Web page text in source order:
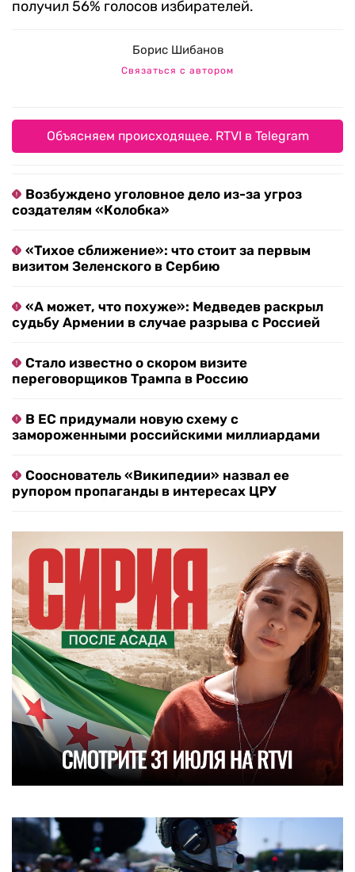
получил 56% голосов избирателей.
Борис Шибанов
Связаться с автором
Объясняем происходящее. RTVI в Telegram
Возбуждено уголовное дело из-за угроз
создателям «Колобка»
«Тихое сближение»: что стоит за первым
визитом Зеленского в Сербию
«А может, что похуже»: Медведев раскрыл
судьбу Армении в случае разрыва с Россией
Стало известно о скором визите
переговорщиков Трампа в Россию
В ЕС придумали новую схему с
замороженными российскими миллиардами
Сооснователь «Википедии» назвал ее
рупором пропаганды в интересах ЦРУ